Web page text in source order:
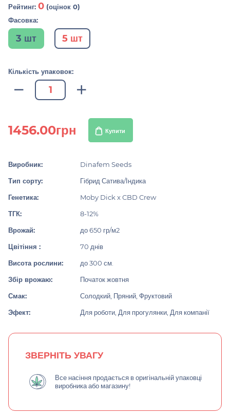
Рейтинг: 0 (оцінок 0)
Фасовка:
3 шт 5 шт
Кількість упаковок:
1456.00грн Купити
Виробник:
Dinafem Seeds
Тип сорту:
Гібрид Сатива/Індика
Генетика:
Moby Dick x CBD Crew
ТГК:
8-12%
Врожай:
до 650 гр/м2
Цвітіння :
70 днів
Висота рослини:
до 300 см.
Збір врожаю:
Початок жовтня
Смак:
Солодкий, Пряний, Фруктовий
Эфект:
Для роботи, Для прогулянки, Для компанії
ЗВЕРНІТЬ УВАГУ
Все насіння продається в оригінальній упаковці
виробника або магазину!